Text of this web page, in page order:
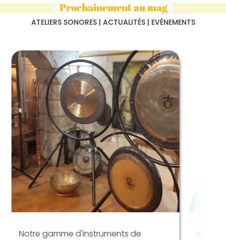
Prochainement au mag
ATELIERS SONORES | ACTUALITÉS | EVÈNEMENTS
Notre gamme d'instruments de
La